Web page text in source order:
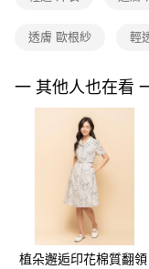
購買商品的店家。未經
是否繳費成功／繳費後
客戶支援中心」https://
【注意事項】
１．透過由恩沛科技股
易，需依本服務之必要
權轉讓予恩沛科技股份有
２．關於個人資料處理事
https://aftee.tw/terms/
３．未成年的使用者請事
「AFTEE先享後付」，
任。
每筆NT$90，滿
每筆NT$200，滿
付款後門市自取
透膚 歐根紗 輕
一 其他人也在看
植朵邂逅印花棉質翻領